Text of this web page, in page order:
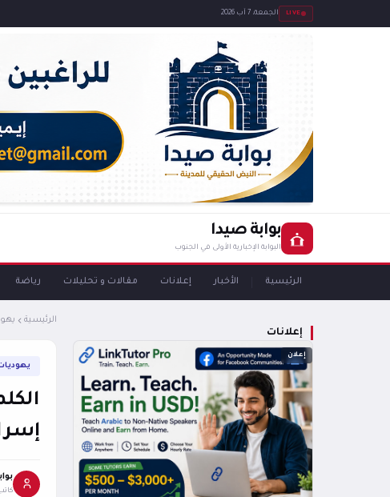
LIVE الجمعة، 7 آب 2026
بوابة صيدا
البوابة الإخبارية الأولى في الجنوب
الرئيسية الأخبار إعلانات مقالات و تحليلات رياضة
إعلانات
إعلان
الرئيسية